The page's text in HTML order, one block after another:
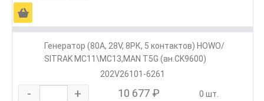
Ä
Генератор (80А, 28V, 8РК, 5 контактов) HOWO/
SITRAK МС11\МС13,MAN T5G (ан.CK9600)
202V26101-6261
- + 10 677 ₽ 0 шт.